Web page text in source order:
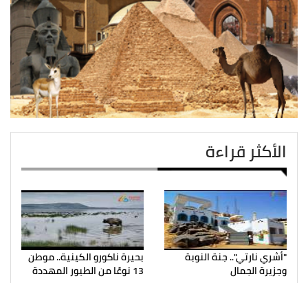
الأكثر قراءة
"أشري نارتي".. جنة النوبة
وجزيرة الجمال
بحيرة ناكورو الكينية.. موطن
13 نوعًا من الطيور المهددة